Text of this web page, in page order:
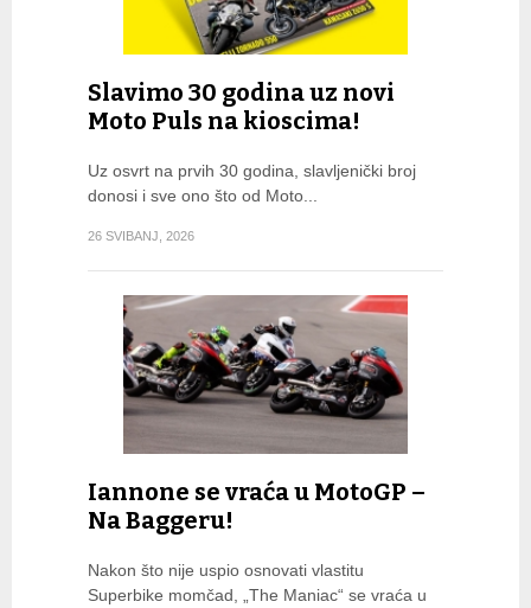
Slavimo 30 godina uz novi
Moto Puls na kioscima!
Uz osvrt na prvih 30 godina, slavljenički broj
donosi i sve ono što od Moto...
26 SVIBANJ, 2026
Iannone se vraća u MotoGP –
Na Baggeru!
Nakon što nije uspio osnovati vlastitu
Superbike momčad, „The Maniac“ se vraća u